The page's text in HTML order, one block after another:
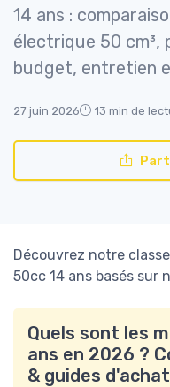
14 ans :
électrique 50 cm³,
budget, entretien
27 juin 2026 13 min de
Découvrez notre
50cc 14 ans basés sur
Quels sont les
ans en 2026 ?
& guides d'achat